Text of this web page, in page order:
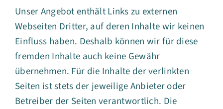
Unser Angebot enthält Links zu externen
Webseiten Dritter, auf deren Inhalte wir keinen
Einfluss haben. Deshalb können wir für diese
fremden Inhalte auch keine Gewähr
übernehmen. Für die Inhalte der verlinkten
Seiten ist stets der jeweilige Anbieter oder
Betreiber der Seiten verantwortlich. Die